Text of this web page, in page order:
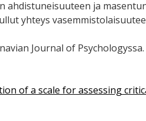
ahdistuneisuuteen ja
yhteys
Journal of
of a scale for assessing